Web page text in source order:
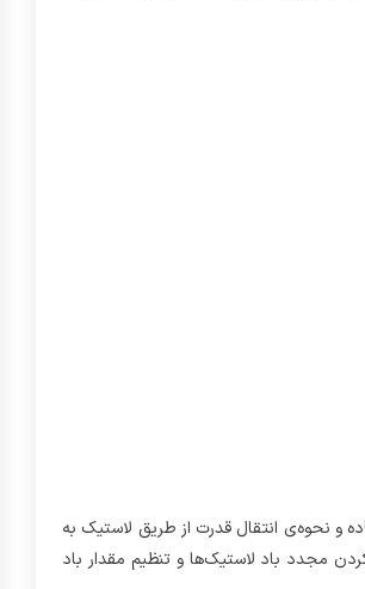
و نحوه‌ی انتقال قدرت از طریق لاستیک به
مجدد باد لاستیک‌ها و تنظیم مقدار باد